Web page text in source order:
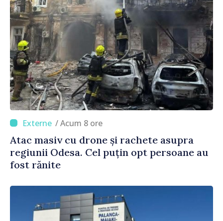
/ Acum 8 ore
Atac masiv cu drone și rachete asupra
regiunii Odesa. Cel puțin opt persoane au
fost rănite